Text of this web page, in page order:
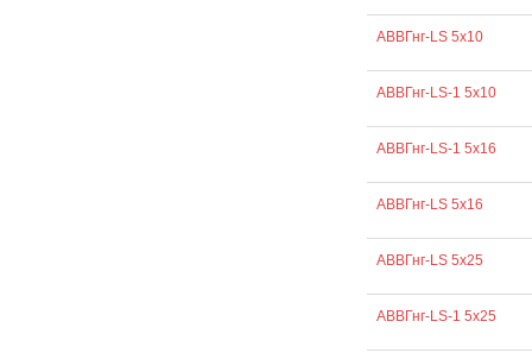
АВВГнг-LS 5х10
АВВГнг-LS-1 5х10
АВВГнг-LS-1 5х16
АВВГнг-LS 5х16
АВВГнг-LS 5х25
АВВГнг-LS-1 5х25